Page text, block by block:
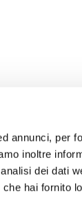
annunci, per
inoltre
dei dati
hai fornito